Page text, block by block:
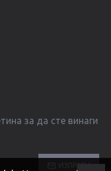
за да сте винаги
ИЗПРАТИ